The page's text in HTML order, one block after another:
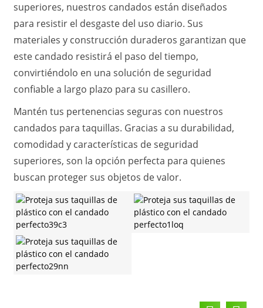
superiores, nuestros candados están diseñados
para resistir el desgaste del uso diario. Sus
materiales y construcción duraderos garantizan que
este candado resistirá el paso del tiempo,
convirtiéndolo en una solución de seguridad
confiable a largo plazo para su casillero.
Mantén tus pertenencias seguras con nuestros
candados para taquillas. Gracias a su durabilidad,
comodidad y características de seguridad
superiores, son la opción perfecta para quienes
buscan proteger sus objetos de valor.